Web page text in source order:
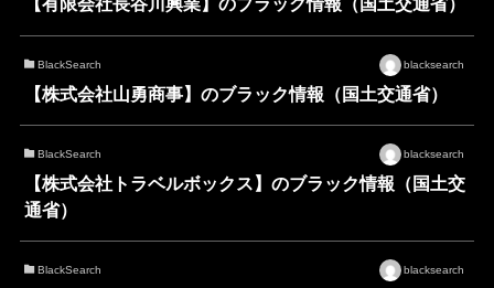
BlackSearch blacksearch
【株式会社山勇商事】のブラック情報（国土交通省）
BlackSearch blacksearch
【株式会社トラベルボックス】のブラック情報（国土交
通省）
BlackSearch blacksearch